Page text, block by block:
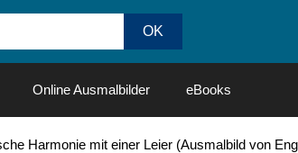
Online Ausmalbilder eBooks
Harmonie mit einer Leier (Ausmalbild von